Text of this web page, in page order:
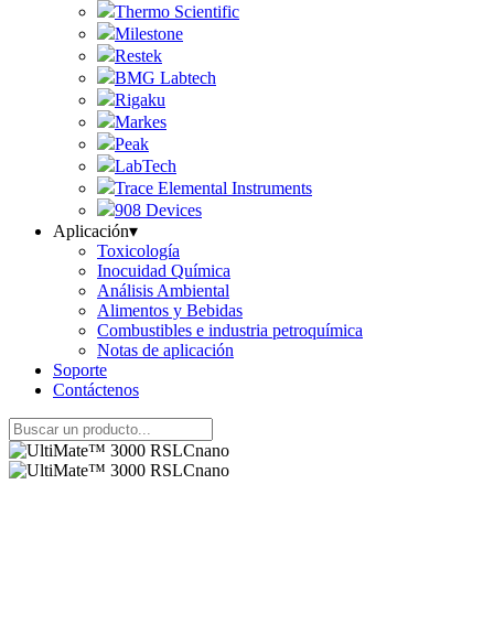
Thermo Scientific
Milestone
Restek
BMG Labtech
Rigaku
Markes
Peak
LabTech
Trace Elemental Instruments
908 Devices
Aplicación▾
Toxicología
Inocuidad Química
Análisis Ambiental
Alimentos y Bebidas
Combustibles e industria petroquímica
Notas de aplicación
Soporte
Contáctenos